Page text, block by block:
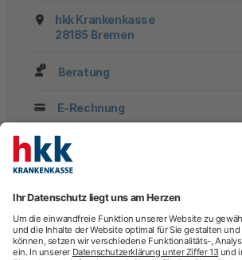
hkk Krankenkasse
28185 Bremen
Beratung
E-Rechnung
Newsletter
hkk-Services
Arztsuche
Arzttermin-
Behandlungsfehler
hkk med